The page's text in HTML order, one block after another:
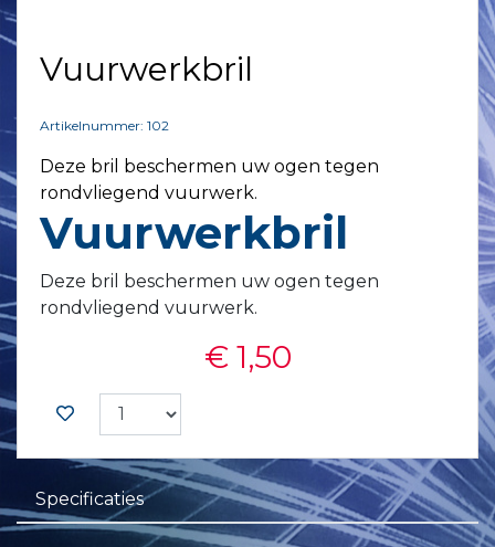
Vuurwerkbril
Artikelnummer: 102
Deze bril beschermen uw ogen tegen
rondvliegend vuurwerk.
Vuurwerkbril
Deze bril beschermen uw ogen tegen
rondvliegend vuurwerk.
€ 1,50
Specificaties